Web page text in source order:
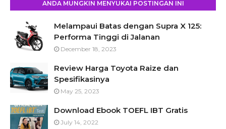
ANDA MUNGKIN MENYUKAI POSTINGAN INI
Melampaui Batas dengan Supra X 125:
Performa Tinggi di Jalanan
December 18, 2023
Review Harga Toyota Raize dan
Spesifikasinya
May 25, 2023
Download Ebook TOEFL IBT Gratis
July 14, 2022